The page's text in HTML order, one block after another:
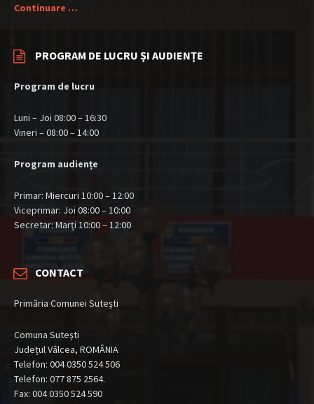
Continuare …
PROGRAM DE LUCRU ȘI AUDIENȚE
Program de lucru
Luni – Joi 08:00 – 16:30
Vineri – 08:00 – 14:00
Program audiențe
Primar: Miercuri 10:00 – 12:00
Viceprimar: Joi 08:00 – 10:00
Secretar: Marți 10:00 – 12:00
CONTACT
Primăria Comunei Sutești
Comuna Sutești
Județul Vâlcea, ROMÂNIA
Telefon: 004 0350 524 506
Telefon: 077 875 2564.
Fax: 004 0350 524 590